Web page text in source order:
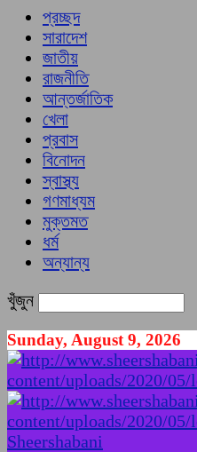
প্রচ্ছদ
সারাদেশ
জাতীয়
রাজনীতি
আন্তর্জাতিক
খেলা
প্রবাস
বিনোদন
স্বাস্থ্য
গণমাধ্যম
মুক্তমত
ধর্ম
অন্যান্য
খুঁজুন
Sunday, August 9, 2026
Sheershabani